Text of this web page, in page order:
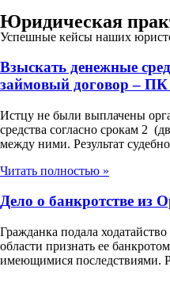
Юридическая
Успешные кейсы наших
Взыскать денежные
займовый договор –
Истцу не были выплачены
средства согласно срокам 2
между ними. Результат
Читать полностью »
Дело о банкротстве из
Гражданка подала
области признать ее
имеющимися последствиями.